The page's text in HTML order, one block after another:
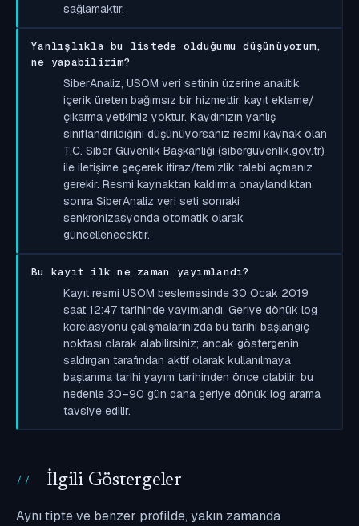
sağlamaktır.
Yanlışlıkla bu listede olduğumu düşünüyorum,
ne yapabilirim?
SiberAnaliz, USOM veri setinin üzerine analitik
içerik üreten bağımsız bir hizmettir; kayıt ekleme/
çıkarma yetkimiz yoktur. Kaydınızın yanlış
sınıflandırıldığını düşünüyorsanız resmi kaynak olan
T.C. Siber Güvenlik Başkanlığı (siberguvenlik.gov.tr)
ile iletişime geçerek itiraz/temizlik talebi açmanız
gerekir. Resmi kaynaktan kaldırma onaylandıktan
sonra SiberAnaliz veri seti sonraki
senkronizasyonda otomatik olarak
güncellenecektir.
Bu kayıt ilk ne zaman yayımlandı?
Kayıt resmi USOM beslemesinde 30 Ocak 2019
saat 12:47 tarihinde yayımlandı. Geriye dönük log
korelasyonu çalışmalarınızda bu tarihi başlangıç
noktası olarak alabilirsiniz; ancak göstergenin
saldırgan tarafından aktif olarak kullanılmaya
başlanma tarihi yayım tarihinden önce olabilir, bu
nedenle 30–90 gün daha geriye dönük log arama
tavsiye edilir.
İlgili Göstergeler
Aynı tipte ve benzer profilde, yakın zamanda